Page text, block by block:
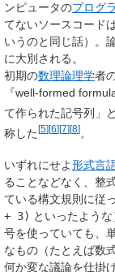
ンピュータのプログ
てないソースコード
いうのと同じ話）。
に大別される。
初期の数理論理学者
『well-formed
て作られた記号列」
称した[5][6][7][8]。
いずれにせよ形式言
ることなどなく、整
ている構文規則に従
+ 3) といったよう
号を使っていても、
なもの（たとえば数
何か変な議論を仕掛